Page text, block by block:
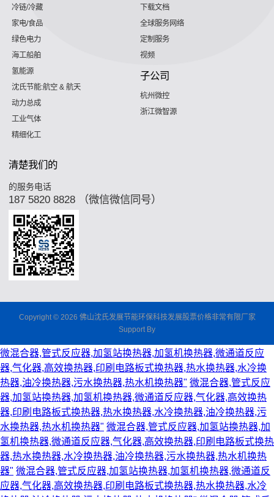
冷链/冷藏
家电/食品
绿色电力
海工船舶
氢能源
沈氏节能:航空 & 航天
动力总成
工业气体
精细化工
下载文档
全球服务网络
定制服务
视频
子公司
杭州微控
浙江微智源
清楚我们的
的服务电话
187 5820 8828 （微信微信同号）
Copyright © 2026 佛山沈氏发展节能环保科技发展股票价格非常有限厂家
Support By
微混合器,管式反应器,加氢站换热器,加氢机换热器,微通道反应
器,气化器,高效换热器,印刷电路板式换热器,热水换热器,水冷换
热器,油冷换热器,污水换热器,热水机换热器" 微混合器,管式反应
器,加氢站换热器,加氢机换热器,微通道反应器,气化器,高效换热
器,印刷电路板式换热器,热水换热器,水冷换热器,油冷换热器,污
水换热器,热水机换热器" 微混合器,管式反应器,加氢站换热器,加
氢机换热器,微通道反应器,气化器,高效换热器,印刷电路板式换热
器,热水换热器,水冷换热器,油冷换热器,污水换热器,热水机换热
器" 微混合器,管式反应器,加氢站换热器,加氢机换热器,微通道反
应器,气化器,高效换热器,印刷电路板式换热器,热水换热器,水冷